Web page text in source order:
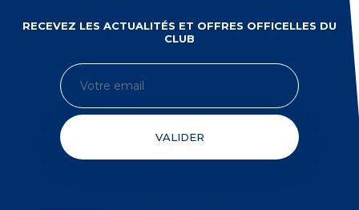
RECEVEZ LES ACTUALITÉS ET OFFRES OFFICELLES DU
CLUB
VALIDER